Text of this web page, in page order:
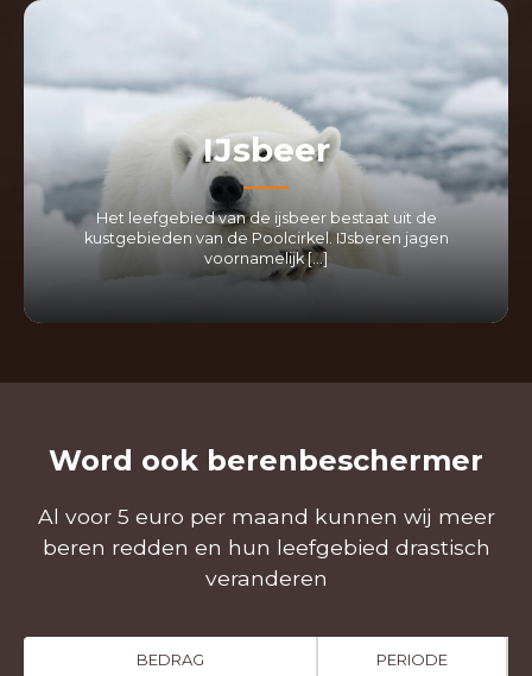
IJsbeer
Het leefgebied van de ijsbeer bestaat uit de
kustgebieden van de Poolcirkel. IJsberen jagen
voornamelijk […]
Word ook berenbeschermer
Al voor 5 euro per maand kunnen wij meer
beren redden en hun leefgebied drastisch
veranderen
BEDRAG PERIODE